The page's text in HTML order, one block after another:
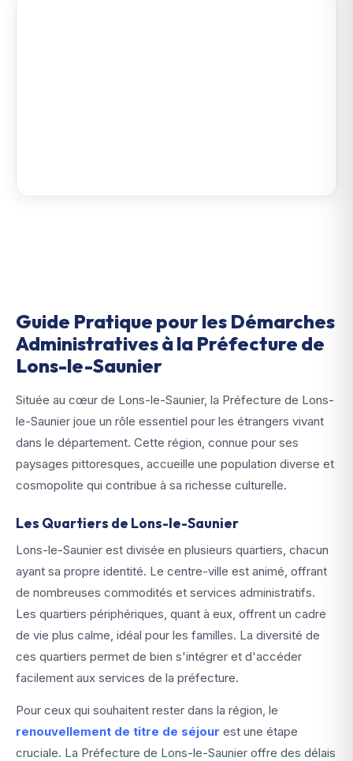
Guide Pratique pour les Démarches
Administratives à la Préfecture de
Lons-le-Saunier
Située au cœur de Lons-le-Saunier, la Préfecture de Lons-
le-Saunier joue un rôle essentiel pour les étrangers vivant
dans le département. Cette région, connue pour ses
paysages pittoresques, accueille une population diverse et
cosmopolite qui contribue à sa richesse culturelle.
Les Quartiers de Lons-le-Saunier
Lons-le-Saunier est divisée en plusieurs quartiers, chacun
ayant sa propre identité. Le centre-ville est animé, offrant
de nombreuses commodités et services administratifs.
Les quartiers périphériques, quant à eux, offrent un cadre
de vie plus calme, idéal pour les familles. La diversité de
ces quartiers permet de bien s'intégrer et d'accéder
facilement aux services de la préfecture.
Pour ceux qui souhaitent rester dans la région, le
renouvellement de titre de séjour est une étape
cruciale. La Préfecture de Lons-le-Saunier offre des délais